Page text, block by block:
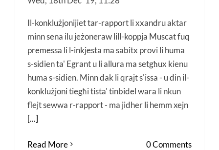
Il-konklużjonijiet tar-rapport li xxandru aktar
minn sena ilu jeżoneraw lill-koppja Muscat fuq
premessa li l-inkjesta ma sabitx provi li huma
s-sidien ta' Egrant u li allura ma setgħux kienu
huma s-sidien. Minn dak li qrajt s'issa - u din il-
konklużjoni tiegħi tista' tinbidel wara li nkun
flejt sewwa r-rapport - ma jidher li hemm xejn
[...]
Read More 0 Comments